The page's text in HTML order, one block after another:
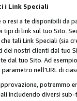
i Link Speciali
o resi a te disponibili
di link sul tuo Sito.
tali Link Speciali
dei nostri clienti dal tuo
dal tuo Sito. Ad
nell'URL di
includendo diversi sub-